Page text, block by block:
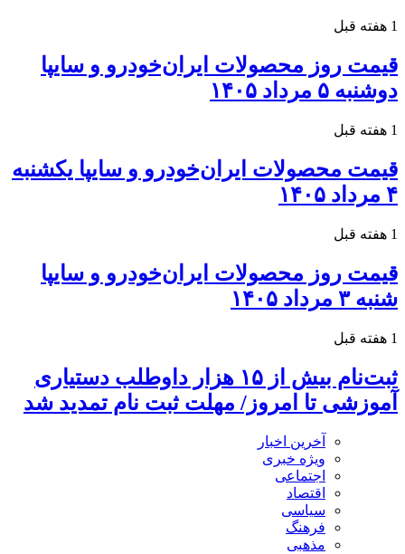
1 هفته قبل
قیمت روز محصولات ایران‌خودرو و سایپا
دوشنبه ۵ مرداد ۱۴۰۵
1 هفته قبل
قیمت محصولات ایران‌خودرو و سایپا یکشنبه
۴ مرداد ۱۴۰۵
1 هفته قبل
قیمت روز محصولات ایران‌خودرو و سایپا
شنبه ۳ مرداد ۱۴۰۵
1 هفته قبل
ثبت‌نام بیش از ۱۵ هزار داوطلب دستیاری
آموزشی تا امروز/ مهلت ثبت نام تمدید شد
آخرین اخبار
ویژه خبری
اجتماعی
اقتصاد
سیاسی
فرهنگ
مذهبی